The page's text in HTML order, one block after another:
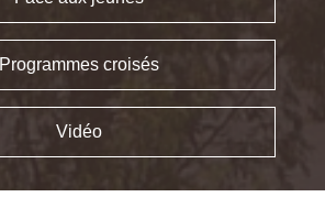
Programmes croisés
Vidéo